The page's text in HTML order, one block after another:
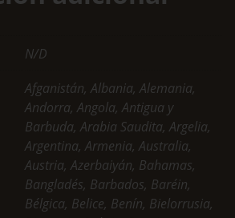
N/D
Afganistán, Albania, Alemania,
Andorra, Angola, Antigua y
Barbuda, Arabia Saudita, Argelia,
Argentina, Armenia, Australia,
Austria, Azerbaiyán, Bahamas,
Bangladés, Barbados, Baréin,
Bélgica, Belice, Benín, Bielorrusia,